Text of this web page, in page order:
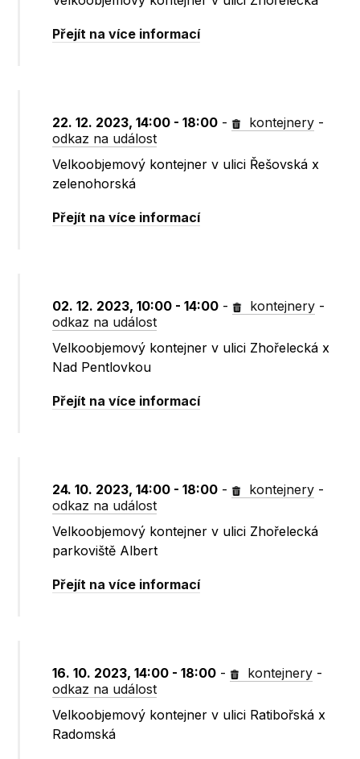
Přejít na více informací
22. 12. 2023, 14:00 - 18:00 - kontejnery -
odkaz na událost
Velkoobjemový kontejner v ulici Řešovská x
zelenohorská
Přejít na více informací
02. 12. 2023, 10:00 - 14:00 - kontejnery -
odkaz na událost
Velkoobjemový kontejner v ulici Zhořelecká x
Nad Pentlovkou
Přejít na více informací
24. 10. 2023, 14:00 - 18:00 - kontejnery -
odkaz na událost
Velkoobjemový kontejner v ulici Zhořelecká
parkoviště Albert
Přejít na více informací
16. 10. 2023, 14:00 - 18:00 - kontejnery -
odkaz na událost
Velkoobjemový kontejner v ulici Ratibořská x
Radomská